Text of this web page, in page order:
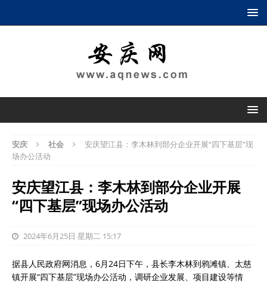
安庆 社会
安庆望江县：李木林到部分企业开展“四下基层”现
场办公活动
安庆望江县：李木林到部分企业开展
“四下基层”现场办公活动
2024年6月25日 星期二 15:17
据县人民政府网消息，6月24日下午，县长李木林到鸦滩镇、太慈
镇开展“四下基层”现场办公活动，调研企业发展、项目建设等情